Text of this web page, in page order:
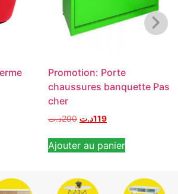
Promotion: Porte
chaussures banquette Pas
cher
200د.ت 119د.ت
Ajouter au panier